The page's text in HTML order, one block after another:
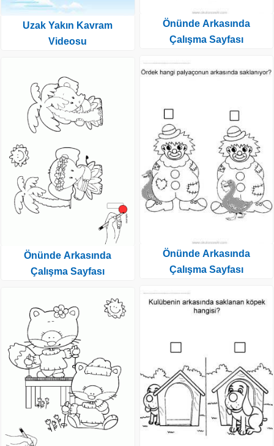
Uzak Yakın Kavram
Videosu
Önünde Arkasında
Çalışma Sayfası
Önünde Arkasında
Çalışma Sayfası
Önünde Arkasında
Çalışma Sayfası